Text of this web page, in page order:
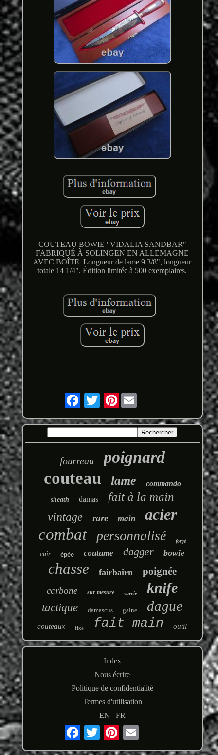
COUTEAU BOWIE "VIDALIA SANDBAR"
FABRIQUÉ À SOLINGEN EN ALLEMAGNE
AVEC BOÎTE. Longueur de lame 9 3/8", longueur
totale 14 1/4". Édition limitée à 500 exemplaires.
Pinterest
fourreau poignard
couteau lame commando
sheath damas fait à la main
vintage rare main
acier
combat
personnalisé forgé
cuir épée coutume dagger bowie
chasse fairbairn poignée
carbone sur mesure survie knife
tactique damascus gaine dague
couteaux fixe fait main outil
Index
Nous écrire
Politique de confidentialité
Termes d'utilisation
EN
FR